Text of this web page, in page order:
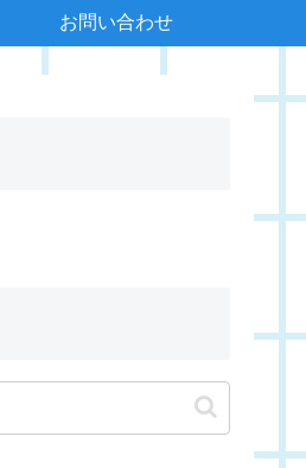
お問い合わせ